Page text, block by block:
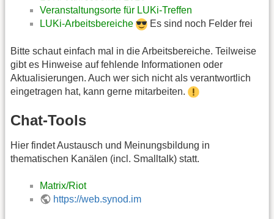
Veranstaltungsorte für LUKi-Treffen
LUKi-Arbeitsbereiche
Es sind noch Felder frei
Bitte schaut einfach mal in die Arbeitsbereiche. Teilweise
gibt es Hinweise auf fehlende Informationen oder
Aktualisierungen. Auch wer sich nicht als verantwortlich
eingetragen hat, kann gerne mitarbeiten.
Chat-Tools
Hier findet Austausch und Meinungsbildung in
thematischen Kanälen (incl. Smalltalk) statt.
Matrix/Riot
https://web.synod.im